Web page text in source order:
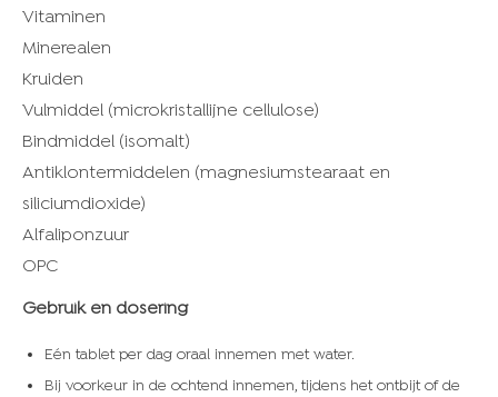
Vitaminen
Minerealen
Kruiden
Vulmiddel (microkristallijne cellulose)
Bindmiddel (isomalt)
Antiklontermiddelen (magnesiumstearaat en
siliciumdioxide)
Alfaliponzuur
OPC
Gebruik en dosering
Eén tablet per dag oraal innemen met water.
Bij voorkeur in de ochtend innemen, tijdens het ontbijt of de